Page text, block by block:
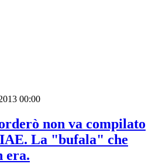
00:00
non va compilato
La "bufala" che
era.